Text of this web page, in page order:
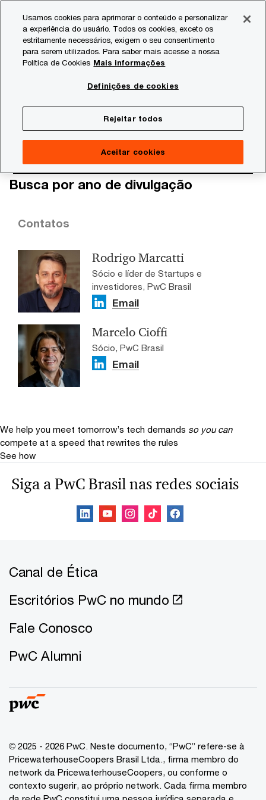
content
footer
Estudos setoriais
Startups e investidores
Busca por ano de divulgação
Contatos
Rodrigo Marcatti
Sócio e líder de Startups e
investidores, PwC Brasil
Email
Marcelo Cioffi
Sócio, PwC Brasil
Email
We help you meet tomorrow’s tech demands so you can
compete at a speed that rewrites the rules
See how
Siga a PwC Brasil nas redes sociais
Canal de Ética
Escritórios PwC no mundo
Fale Conosco
PwC Alumni
© 2025 - 2026 PwC. Neste documento, “PwC” refere-se à
PricewaterhouseCoopers Brasil Ltda., firma membro do
network da PricewaterhouseCoopers, ou conforme o
contexto sugerir, ao próprio network. Cada firma membro
Usamos cookies para aprimorar o conteúdo e personalizar
a experiência do usuário. Todos os cookies, exceto os
estritamente necessários, exigem o seu consentimento
para serem utilizados. Para saber mais acesse a nossa
Política de Cookies Mais informações
Definições de cookies
Rejeitar todos
Aceitar cookies